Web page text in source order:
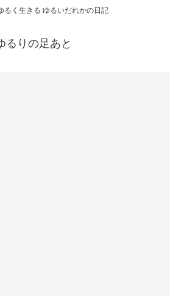
るく生きる ゆるいだれかの日記
るりの足あと